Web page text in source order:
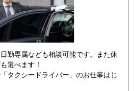
勤専属なども相談可能です。また休
選べます！
タクシードライバー」のお仕事はじ